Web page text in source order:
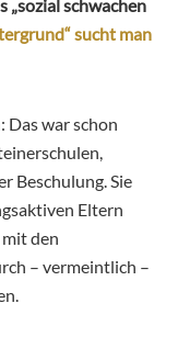
schwachen
sucht man
Das war schon
Beschulung. Sie
Eltern
den
– vermeintlich –